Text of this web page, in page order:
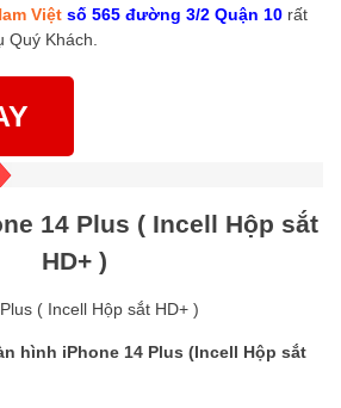
Việt số 565 đường 3/2 Quận 10 rất
Khách.
14 Plus ( Incell Hộp sắt
HD+ )
hình iPhone 14 Plus (Incell Hộp sắt